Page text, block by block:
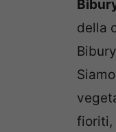
della
fioriti,